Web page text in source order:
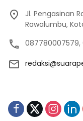
Jl. Pengasinan
Rawalumbu,